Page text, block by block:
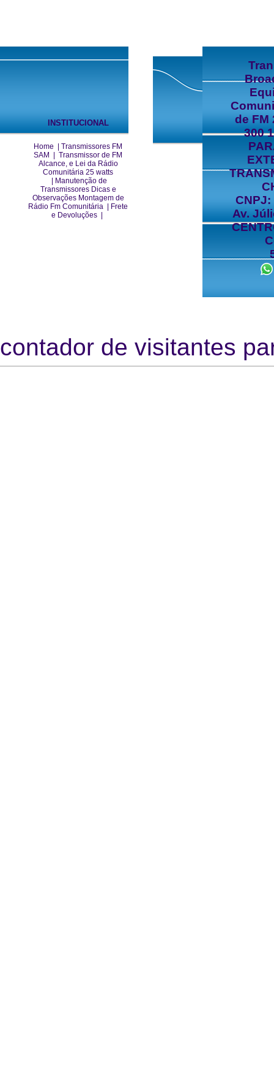
INSTITUCIONAL
Home
Transmissores FM
SAM
Transmissor de FM
Alcance, e Lei da Rádio
Comunitária 25 watts
Manutenção de
Transmissores Dicas e
Observações Montagem de
Rádio Fm Comunitária
Frete
e Devoluções
de FM
300
CNPJ:
Av.
contador de visitantes